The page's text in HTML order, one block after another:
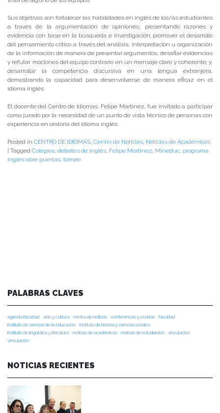
Sus objetivos son fortalecer las habilidades en inglés de los/as estudiantes
a través de la argumentación de opiniones, presentando razones y
evidencia con base en la búsqueda e investigación; promover el desarrollo
del pensamiento crítico a través del análisis, interpretación u organización
de la información de manera de presentar argumentos, desafiar evidencias
y refutar mociones del equipo contrario en un mensaje claro y coherente; y,
desarrollar la competencia discursiva en una lengua extranjera,
demostrando la capacidad para desenvolverse de manera eficaz en el
idioma inglés.
El docente del Centro de Idiomas, Felipe Martínez, fue invitado a participar
como jurado por la necesidad de un punto de vista técnico de personas con
experiencia en oratoria del idioma inglés.
Posted in CENTRO DE IDIOMAS, Centro de Noticias, Noticias de Académicos
Tagged Colegios, debates de inglés, Felipe Martínez, Mineduc, programa
inglés abre puertas, torneo
PALABRAS CLAVES
agenda facultad arte y cultura centro de noticias conferencias y charlas
facultad
instituto de ciencias de la educación
instituto de historia y ciencias sociales
instituto de lingüística y literatura
noticias de académicos noticias de estudiantes
vinculacion
vinculación
NOTICIAS RECIENTES